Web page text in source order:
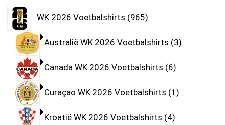
WK 2026 Voetbalshirts 965
Australië WK 2026 Voetbalshirts 3
Canada WK 2026 Voetbalshirts 6
Curaçao WK 2026 Voetbalshirts 1
Kroatië WK 2026 Voetbalshirts 4